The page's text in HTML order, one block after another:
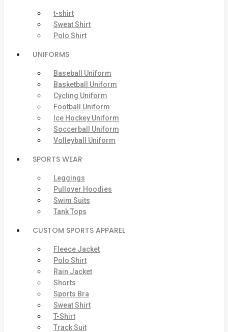
t-shirt
Sweat Shirt
Polo Shirt
UNIFORMS
Baseball Uniform
Basketball Uniform
Cycling Uniform
Football Uniform
Ice Hockey Uniform
Soccerball Uniform
Volleyball Uniform
SPORTS WEAR
Leggings
Pullover Hoodies
Swim Suits
Tank Tops
CUSTOM SPORTS APPAREL
Fleece Jacket
Polo Shirt
Rain Jacket
Shorts
Sports Bra
Sweat Shirt
T-Shirt
Track Suit